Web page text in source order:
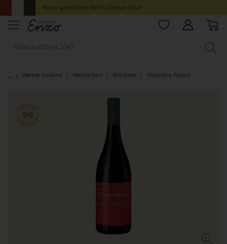
Enzo garantiert 100% Dolce-Vita!
Weine Italiens Weinarten Rotwein Olumbra Rosso